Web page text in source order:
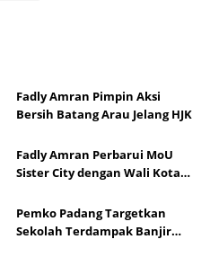
Fadly Amran Pimpin Aksi
Bersih Batang Arau Jelang HJK
Fadly Amran Perbarui MoU
Sister City dengan Wali Kota
Pemko Padang Targetkan
Sekolah Terdampak Banjir